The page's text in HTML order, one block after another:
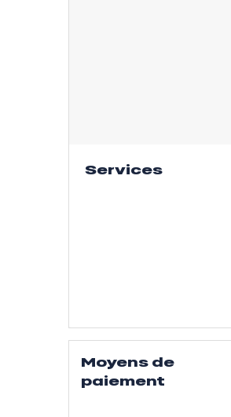
Services
Moyens de
paiement